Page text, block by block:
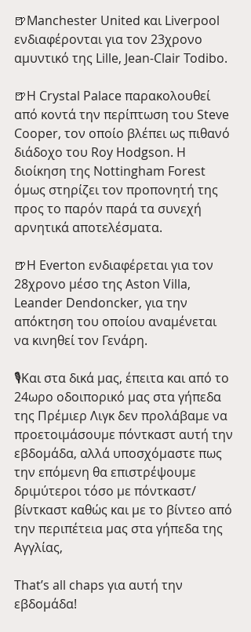
🍺Manchester United και Liverpool
ενδιαφέρονται για τον 23χρονο
αμυντικό της Lille, Jean-Clair Todibo.
🍺Η Crystal Palace παρακολουθεί
από κοντά την περίπτωση του Steve
Cooper, τον οποίο βλέπει ως πιθανό
διάδοχο του Roy Hodgson. Η
διοίκηση της Nottingham Forest
όμως στηρίζει τον προπονητή της
προς το παρόν παρά τα συνεχή
αρνητικά αποτελέσματα.
🍺Η Everton ενδιαφέρεται για τον
28χρονο μέσο της Aston Villa,
Leander Dendoncker, για την
απόκτηση του οποίου αναμένεται
να κινηθεί τον Γενάρη.
🎙️Και στα δικά μας, έπειτα και από το
24ωρο οδοιπορικό μας στα γήπεδα
της Πρέμιερ Λιγκ δεν προλάβαμε να
προετοιμάσουμε πόντκαστ αυτή την
εβδομάδα, αλλά υποσχόμαστε πως
την επόμενη θα επιστρέψουμε
δριμύτεροι τόσο με πόντκαστ/
βίντκαστ καθώς και με το βίντεο από
την περιπέτεια μας στα γήπεδα της
Αγγλίας,
That’s all chaps για αυτή την
εβδομάδα!